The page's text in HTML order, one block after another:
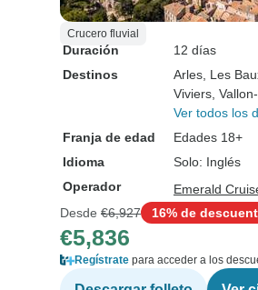
Crucero fluvial
Duración
12 días
Destinos
Arles , Les
Viviers ,
Ver todos los
Franja de edad
Edades 18+
Idioma
Solo: Inglés
Operador
Emerald
Desde €6,927 16% de
€5,836
Regístrate para acceder a los